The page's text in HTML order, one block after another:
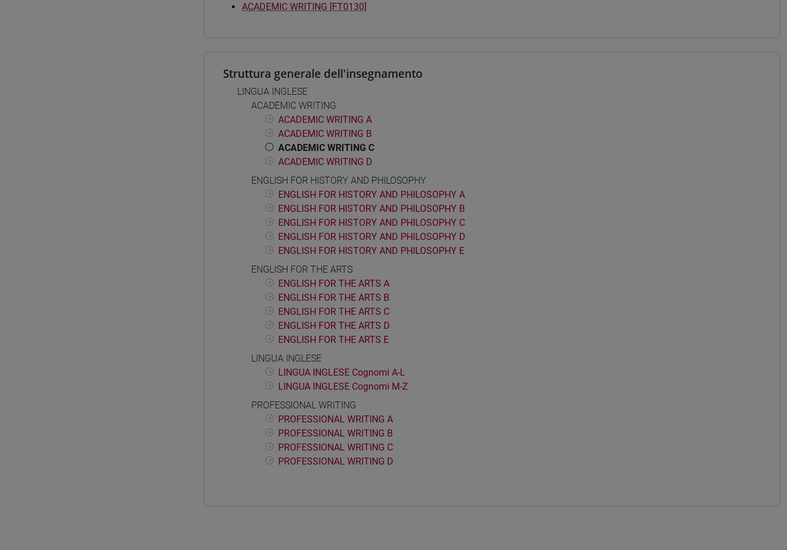
ACADEMIC WRITING [FT0130]
Struttura generale dell'insegnamento
LINGUA INGLESE
ACADEMIC WRITING
ACADEMIC WRITING A
ACADEMIC WRITING B
ACADEMIC WRITING C
ACADEMIC WRITING D
ENGLISH FOR HISTORY AND PHILOSOPHY
ENGLISH FOR HISTORY AND PHILOSOPHY A
ENGLISH FOR HISTORY AND PHILOSOPHY B
ENGLISH FOR HISTORY AND PHILOSOPHY C
ENGLISH FOR HISTORY AND PHILOSOPHY D
ENGLISH FOR HISTORY AND PHILOSOPHY E
ENGLISH FOR THE ARTS
ENGLISH FOR THE ARTS A
ENGLISH FOR THE ARTS B
ENGLISH FOR THE ARTS C
ENGLISH FOR THE ARTS D
ENGLISH FOR THE ARTS E
LINGUA INGLESE
LINGUA INGLESE Cognomi A-L
LINGUA INGLESE Cognomi M-Z
PROFESSIONAL WRITING
PROFESSIONAL WRITING A
PROFESSIONAL WRITING B
PROFESSIONAL WRITING C
PROFESSIONAL WRITING D